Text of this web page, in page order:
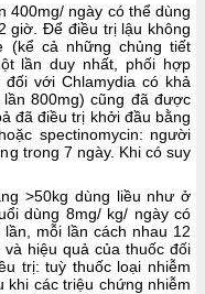
400mg/ ngày có thể dùng
giờ. Để điều trị lậu không
(kể cả những chủng tiết
lần duy nhất, phối hợp
với Chlamydia có khả
800mg) cũng đã được
đã điều trị khởi đầu bằng
spectinomycin: người
trong 7 ngày. Khi có suy
>50kg dùng liều như ở
dùng 8mg/ kg/ ngày có
mỗi lần cách nhau 12
hiệu quả của thuốc đối
trị: tuỳ thuốc loại nhiễm
khi các triệu chứng nhiễm